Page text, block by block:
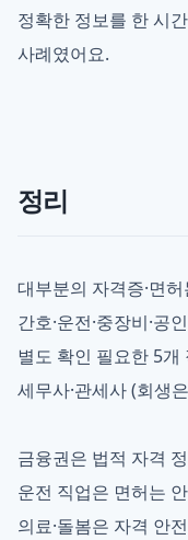
정확한 정보를 한 시
사례였어요.
정리
대부분의 자격증·면
간호·운전·중장비·공
별도 확인 필요한 5개
세무사·관세사 (회생
금융권은 법적 자격
운전 직업은 면허는
의료·돌봄은 자격 안